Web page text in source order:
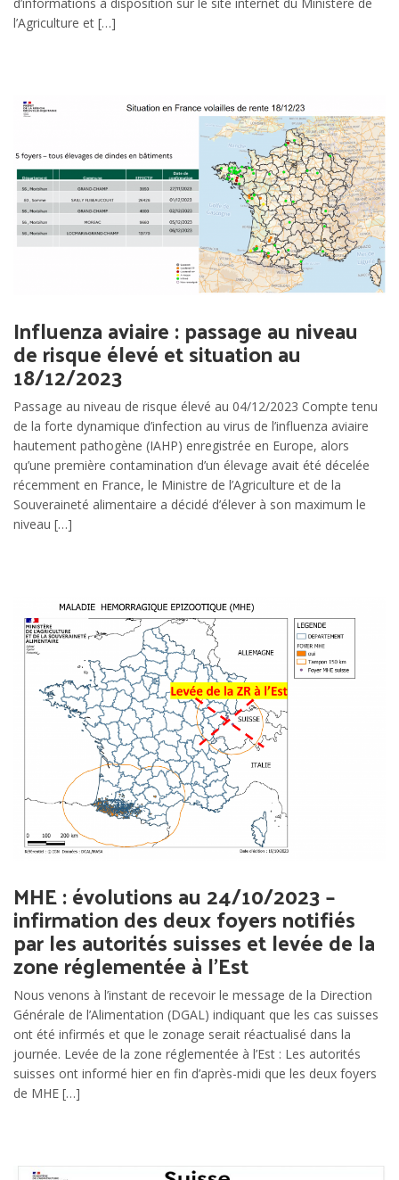
l’Agriculture et […]
Influenza aviaire : passage au niveau
de risque élevé et situation au
18/12/2023
Passage au niveau de risque élevé au 04/12/2023 Compte tenu
de la forte dynamique d’infection au virus de l’influenza aviaire
hautement pathogène (IAHP) enregistrée en Europe, alors
qu’une première contamination d’un élevage avait été décelée
récemment en France, le Ministre de l’Agriculture et de la
Souveraineté alimentaire a décidé d’élever à son maximum le
niveau […]
MHE : évolutions au 24/10/2023 –
infirmation des deux foyers notifiés
par les autorités suisses et levée de la
zone réglementée à l’Est
Nous venons à l’instant de recevoir le message de la Direction
Générale de l’Alimentation (DGAL) indiquant que les cas suisses
ont été infirmés et que le zonage serait réactualisé dans la
journée. Levée de la zone réglementée à l’Est : Les autorités
suisses ont informé hier en fin d’après-midi que les deux foyers
de MHE […]